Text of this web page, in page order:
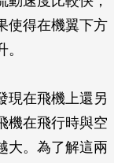
使得在機翼下方
現在飛機上還另
機在飛行時與空
大。為了解這兩